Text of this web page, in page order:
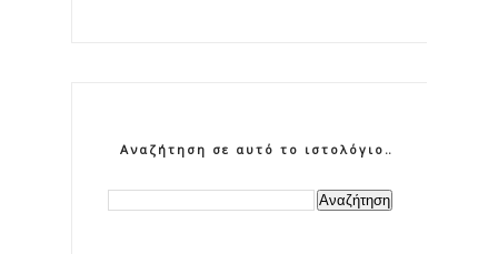
Αναζήτηση σε αυτό το ιστολόγιο